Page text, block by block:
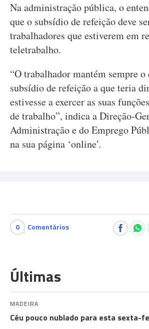
Na administração pública, o
que o subsídio de refeição deve
trabalhadores que estiverem em
teletrabalho.
“O trabalhador mantém sempre
subsídio de refeição a que teria
estivesse a exercer as suas
de trabalho”, indica a Direção-
Administração e do Emprego
na sua página ‘online’.
0 Comentários
Últimas
MADEIRA
Céu pouco nublado para esta sexta-